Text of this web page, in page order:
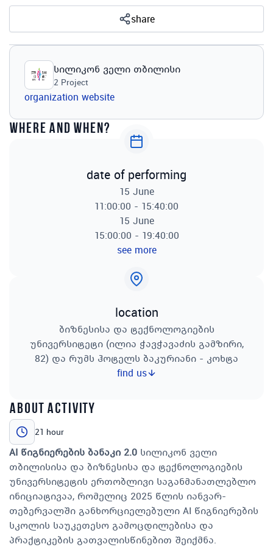
share
სილიკონ ველი თბილისი
2 Project
organization website
where and when?
date of performing
15 June
11:00:00 - 15:40:00
15 June
15:00:00 - 19:40:00
see more
location
ბიზნესისა და ტექნოლოგიების
უნივერსიტეტი (ილია ჭავჭავაძის გამზირი,
82) და რუმს ჰოტელს ბაკურიანი - კოხტა
find us
about activity
21 hour
AI წიგნიერების ბანაკი 2.0 სილიკონ ველი
თბილისისა და ბიზნესისა და ტექნოლოგიების
უნივერსიტეტის ერთობლივი საგანმანათლებლო
ინიციატივაა, რომელიც 2025 წლის იანვარ-
თებერვალში განხორციელებული AI წიგნიერების
სკოლის საუკეთესო გამოცდილებისა და
პრაქტიკების გათვალისწინებით შეიქმნა.